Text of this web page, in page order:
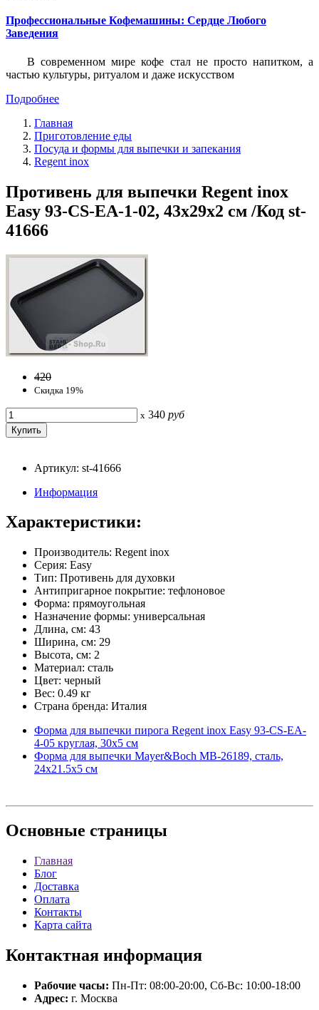
Профессиональные Кофемашины: Сердце Любого
Заведения
В современном мире кофе стал не просто напитком, а
частью культуры, ритуалом и даже искусством
Подробнее
Главная
Приготовление еды
Посуда и формы для выпечки и запекания
Regent inox
Противень для выпечки Regent inox
Easy 93-CS-EA-1-02, 43х29х2 см /Код st-
41666
420
Скидка 19%
x 340 руб
Артикул: st-41666
Информация
Характеристики:
Производитель: Regent inox
Серия: Easy
Тип: Противень для духовки
Антипригарное покрытие: тефлоновое
Форма: прямоугольная
Назначение формы: универсальная
Длина, см: 43
Ширина, см: 29
Высота, см: 2
Материал: сталь
Цвет: черный
Вес: 0.49 кг
Страна бренда: Италия
Форма для выпечки пирога Regent inox Easy 93-CS-EA-
4-05 круглая, 30х5 см
Форма для выпечки Mayer&Boch МВ-26189, сталь,
24х21.5х5 см
Основные страницы
Главная
Блог
Доставка
Оплата
Контакты
Карта сайта
Контактная информация
Рабочие часы: Пн-Пт: 08:00-20:00, Сб-Вс: 10:00-18:00
Адрес: г. Москва